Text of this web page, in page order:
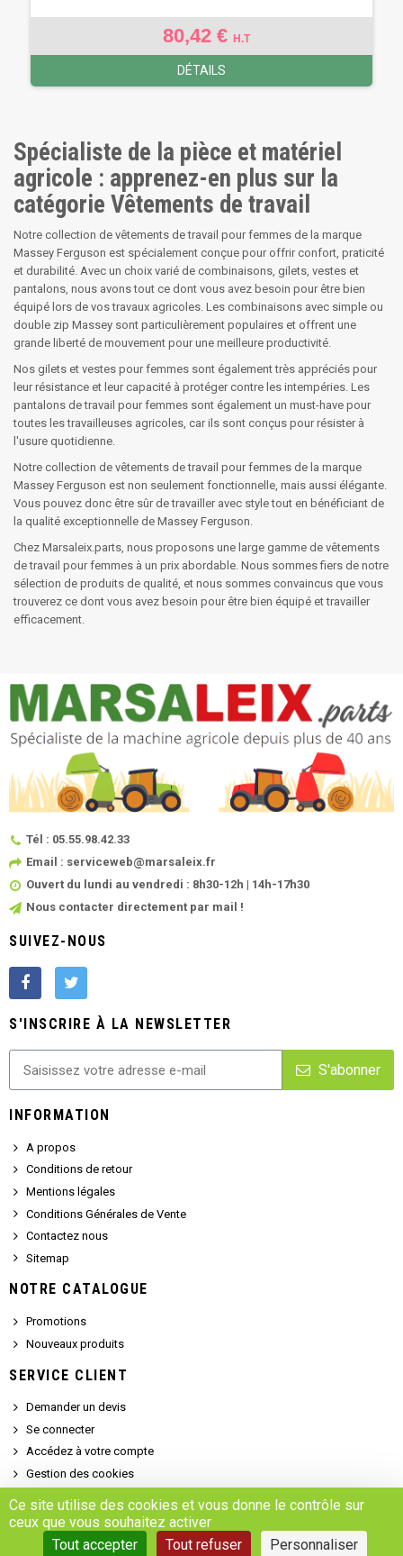
80,42 € H.T
DÉTAILS
Spécialiste de la pièce et matériel
agricole : apprenez-en plus sur la
catégorie Vêtements de travail
Notre collection de vêtements de travail pour femmes de la marque
Massey Ferguson est spécialement conçue pour offrir confort, praticité
et durabilité. Avec un choix varié de combinaisons, gilets, vestes et
pantalons, nous avons tout ce dont vous avez besoin pour être bien
équipé lors de vos travaux agricoles. Les combinaisons avec simple ou
double zip Massey sont particulièrement populaires et offrent une
grande liberté de mouvement pour une meilleure productivité.
Nos gilets et vestes pour femmes sont également très appréciés pour
leur résistance et leur capacité à protéger contre les intempéries. Les
pantalons de travail pour femmes sont également un must-have pour
toutes les travailleuses agricoles, car ils sont conçus pour résister à
l'usure quotidienne.
Notre collection de vêtements de travail pour femmes de la marque
Massey Ferguson est non seulement fonctionnelle, mais aussi élégante.
Vous pouvez donc être sûr de travailler avec style tout en bénéficiant de
la qualité exceptionnelle de Massey Ferguson.
Chez Marsaleix.parts, nous proposons une large gamme de vêtements
de travail pour femmes à un prix abordable. Nous sommes fiers de notre
sélection de produits de qualité, et nous sommes convaincus que vous
trouverez ce dont vous avez besoin pour être bien équipé et travailler
efficacement.
Tél : 05.55.98.42.33
Email : serviceweb@marsaleix.fr
Ouvert du lundi au vendredi : 8h30-12h | 14h-17h30
Nous contacter directement par mail !
SUIVEZ-NOUS
S'INSCRIRE À LA NEWSLETTER
S'abonner
INFORMATION
A propos
Conditions de retour
Mentions légales
Conditions Générales de Vente
Contactez nous
Sitemap
NOTRE CATALOGUE
Promotions
Nouveaux produits
SERVICE CLIENT
Demander un devis
Se connecter
Accédez à votre compte
Gestion des cookies
Copyright © 2025 - MARSALEIX.parts
Ce site utilise des cookies et vous donne le contrôle sur
ceux que vous souhaitez activer
Tout accepter
Tout refuser Personnaliser